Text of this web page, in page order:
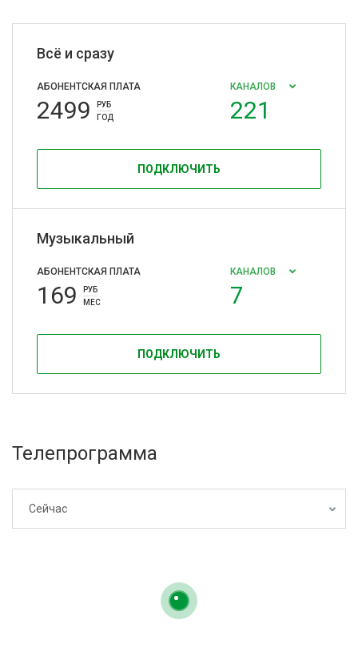
Всё и сразу
АБОНЕНТСКАЯ ПЛАТА
2499
РУБ
ГОД
КАНАЛОВ
221
ПОДКЛЮЧИТЬ
Музыкальный
АБОНЕНТСКАЯ ПЛАТА
169
РУБ
МЕС
КАНАЛОВ
7
ПОДКЛЮЧИТЬ
Телепрограмма
Сейчас